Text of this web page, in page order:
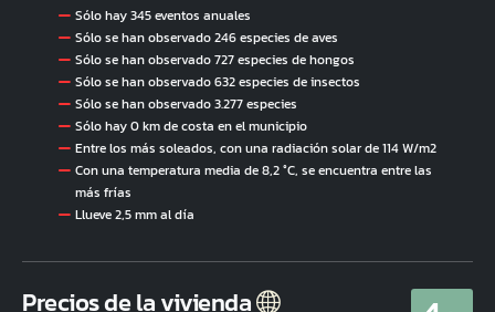
Sólo hay 345 eventos anuales
Sólo se han observado 246 especies de aves
Sólo se han observado 727 especies de hongos
Sólo se han observado 632 especies de insectos
Sólo se han observado 3.277 especies
Sólo hay 0 km de costa en el municipio
Entre los más soleados, con una radiación solar de 114 W/m2
Con una temperatura media de 8,2 °C, se encuentra entre las
más frías
Llueve 2,5 mm al día
Precios de la vivienda